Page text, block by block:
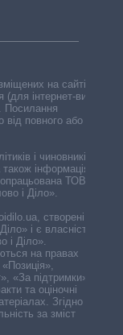
на сайті,
інтернет-видань
Посилання
від повного або
і чиновників,
інформація про
ТОВ «ІА
і Діло».
створені ГО
і є власністю
і Діло».
на правах
«За підтримки».
та оціночні
Згідно з
за зміст